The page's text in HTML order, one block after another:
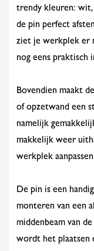
trendy kleuren:
de pin perfect
ziet je werkplek er
nog eens praktisch
Bovendien maakt
of opzetwand een
namelijk
makkelijk weer
werkplek
De pin is een
monteren van een
middenbeam van
wordt het plaatsen